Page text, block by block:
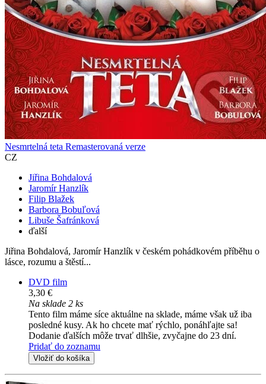
Nesmrtelná teta Remasterovaná verze
CZ
Jiřina Bohdalová
Jaromír Hanzlík
Filip Blažek
Barbora Bobuľová
Libuše Šafránková
ďalší
Jiřina Bohdalová, Jaromír Hanzlík v českém pohádkovém příběhu o
lásce, rozumu a štěstí...
DVD film
3,30 €
Na sklade 2 ks
Tento film máme síce aktuálne na sklade, máme však už iba
posledné kusy. Ak ho chcete mať rýchlo, ponáhľajte sa!
Dodanie ďalších môže trvať dlhšie, zvyčajne do 23 dní.
Pridať do zoznamu
Vložiť do košíka